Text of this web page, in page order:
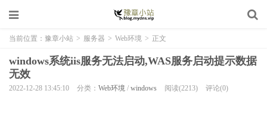
当前位置： 豫章小站 > 服务器 > Web环境 > 正文
windows系统iis服务无法启动,WAS服务启动提示数据
无效
2022-12-28 13:45:10 分类： Web环境 / windows 阅读(2213) 评论(0)